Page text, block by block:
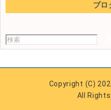
ブロ
Copyright (C)
All Rights